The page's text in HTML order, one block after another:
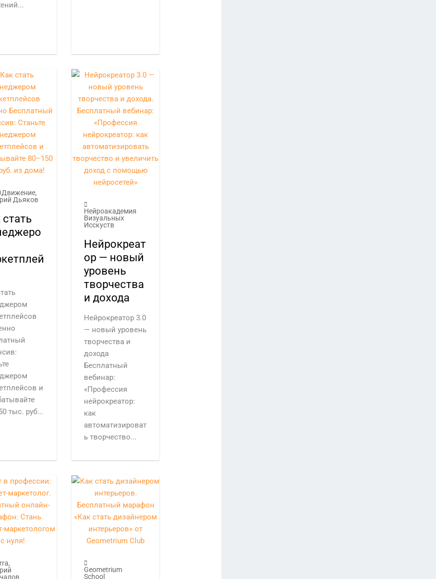
,
Дьяков
и
тыс. руб...
Нейроакадемия
Визуальных
Исскуств
Нейрокреат
ор — новый
уровень
творчества
и дохода
Нейрокреатор 3.0
— новый уровень
творчества и
дохода
Бесплатный
вебинар:
«Профессия
нейрокреатор:
как
автоматизироват
ь творчество...
,
Geometrium
School